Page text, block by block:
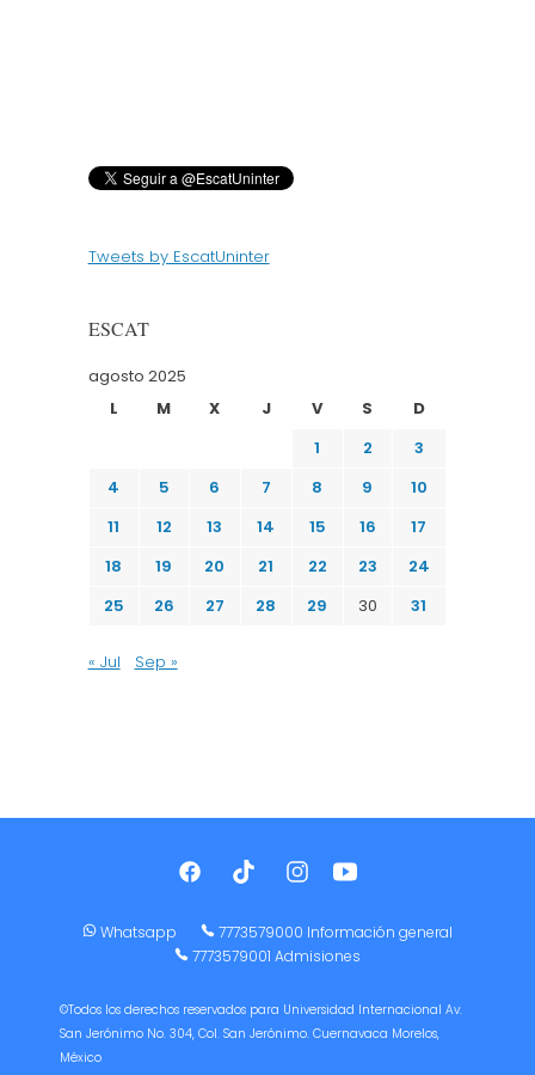
Tweets by EscatUninter
ESCAT
agosto 2025
L
M X J V S
D
1
2
3
4
5 6 7 8 9
10
11
12 13 14 15 16
17
18
19 20 21 22 23
24
25
26 27 28 29 30 31
« Jul Sep »
Whatsapp
7773579000 Información general
7773579001 Admisiones
©Todos los derechos reservados para Universidad Internacional Av.
San Jerónimo No. 304, Col. San Jerónimo. Cuernavaca Morelos,
México